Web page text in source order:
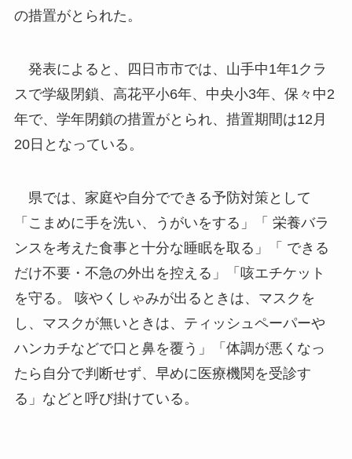
の措置がとられた。
発表によると、四日市市では、山手中1年1クラ
スで学級閉鎖、高花平小6年、中央小3年、保々中2
年で、学年閉鎖の措置がとられ、措置期間は12月
20日となっている。
県では、家庭や自分でできる予防対策として
「こまめに手を洗い、うがいをする」「 栄養バラ
ンスを考えた食事と十分な睡眠を取る」「 できる
だけ不要・不急の外出を控える」「咳エチケット
を守る。 咳やくしゃみが出るときは、マスクを
し、マスクが無いときは、ティッシュペーパーや
ハンカチなどで口と鼻を覆う」「体調が悪くなっ
たら自分で判断せず、早めに医療機関を受診す
る」などと呼び掛けている。